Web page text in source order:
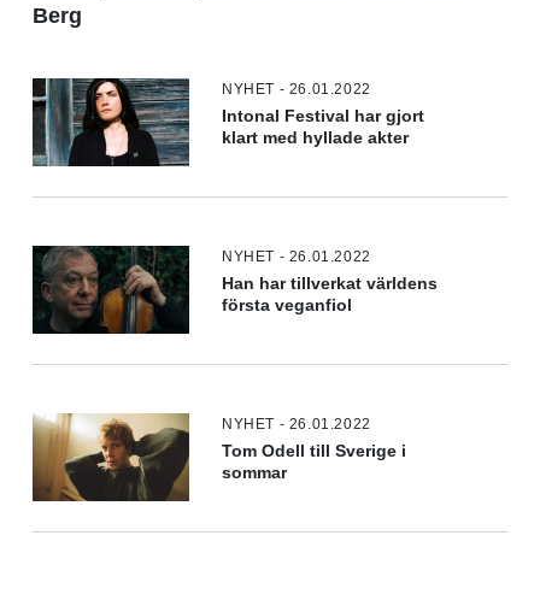
Berg
NYHET - 26.01.2022
Intonal Festival har gjort
klart med hyllade akter
NYHET - 26.01.2022
Han har tillverkat världens
första veganfiol
NYHET - 26.01.2022
Tom Odell till Sverige i
sommar